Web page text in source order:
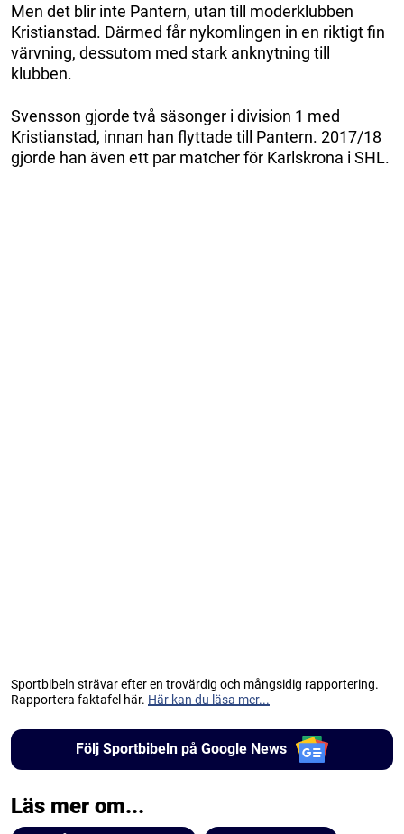
Men det blir inte Pantern, utan till moderklubben
Kristianstad. Därmed får nykomlingen in en riktigt fin
värvning, dessutom med stark anknytning till
klubben.
Svensson gjorde två säsonger i division 1 med
Kristianstad, innan han flyttade till Pantern. 2017/18
gjorde han även ett par matcher för Karlskrona i SHL.
Sportbibeln strävar efter en trovärdig och mångsidig rapportering.
Rapportera faktafel här. Här kan du läsa mer...
Följ Sportbibeln på Google News
Läs mer om...